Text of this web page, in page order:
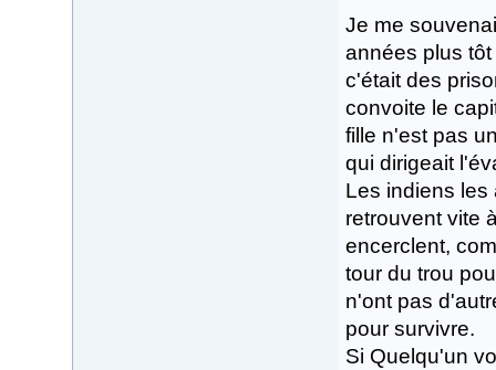
Je me
années plus
c'était des
convoite le
fille n'est pas
qui dirigeait
Les indiens les
retrouvent vite
encerclent,
tour du trou
n'ont pas
pour survivre.
Si Quelqu'un